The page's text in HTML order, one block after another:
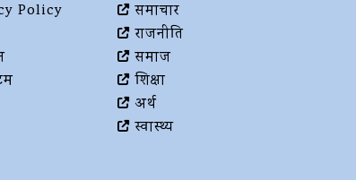
Policy
समाचार
राजनीति
समाज
शिक्षा
अर्थ
स्वास्थ्य